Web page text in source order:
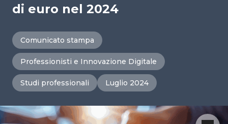
di euro nel 2024
Comunicato stampa
Professionisti e Innovazione Digitale
Studi professionali Luglio 2024